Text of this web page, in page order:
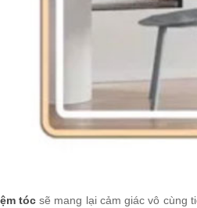
tócsẽ mang lại cảm giác vô cùng